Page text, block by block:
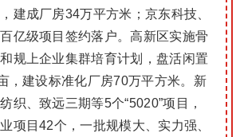
建成厂房34万平方米；京东科技、
亿级项目签约落户。高新区实施骨
规上企业集群培育计划，盘活闲置
，建设标准化厂房70万平方米。 新
织、致远三期等5个“5020”项目，
项目42个，一批规模大、实力强、